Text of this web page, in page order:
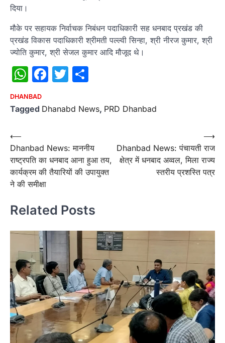
दिया।
मौके पर सहायक निर्वाचक निबंधन पदाधिकारी सह धनबाद प्रखंड की
प्रखंड विकास पदाधिकारी श्रीमती पल्ल्वी सिन्हा, श्री नीरज कुमार, श्री
ज्योति कुमार, श्री सेजल कुमार आदि मौजूद थे।
WhatsApp
Facebook
Twitter
DHANBAD
Tagged Dhanabd News, PRD Dhanbad
Post
navigation
⟵
Dhanbad News: माननीय
राष्ट्रपति का धनबाद आना हुआ तय,
कार्यक्रम की तैयारियों की उपायुक्त
ने की समीक्षा
Dhanbad News: पंचायती राज
क्षेत्र में धनबाद अव्वल, मिला राज्य
स्तरीय प्रशस्ति पत्र
⟶
Related Posts